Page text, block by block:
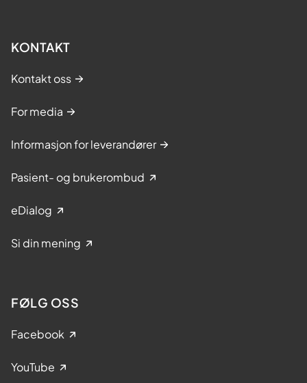
KONTAKT
Kontakt oss
For media
Informasjon for leverandører
Pasient- og brukerombud
eDialog
Si din mening
FØLG OSS
Facebook
YouTube